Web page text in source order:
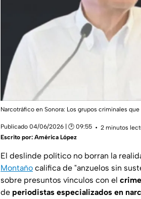
Narcotráfico en Sonora: Los grupos criminales
Publicado 04/06/2026 | 🕑 09:55
2 minutos
Escrito por: América López
El deslinde político no borran la
Montaño califica de "anzuelos sin
sobre presuntos vínculos con el
de periodistas especializados en